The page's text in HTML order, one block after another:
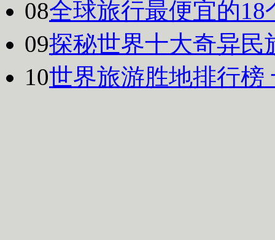
08全球旅行最便宜的
09探秘世界十大奇异民
10世界旅游胜地排行榜